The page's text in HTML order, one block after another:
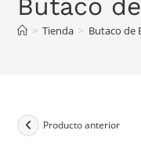
> Tienda > Butaco de
Producto anterior